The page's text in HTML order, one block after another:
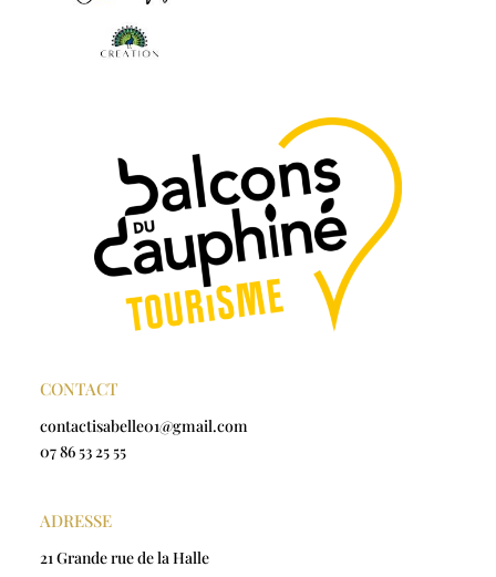
CONTACT
contactisabelle01@gmail.com
07 86 53 25 55
ADRESSE
21 Grande rue de la Halle